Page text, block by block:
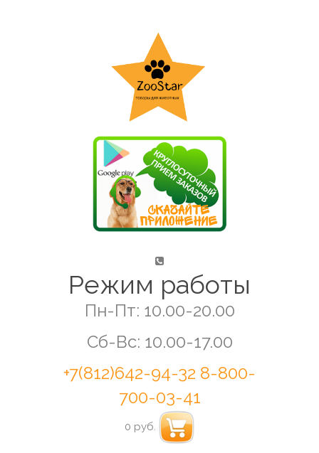
Режим работы
Пн-Пт: 10.00-20.00
Сб-Вс: 10.00-17.00
+7(812)642-94-32 8-800-
700-03-41
0 руб.